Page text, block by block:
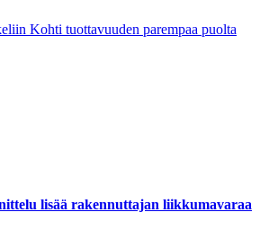
Kohti tuottavuuden parempaa puolta
lisää rakennuttajan liikkumavaraa